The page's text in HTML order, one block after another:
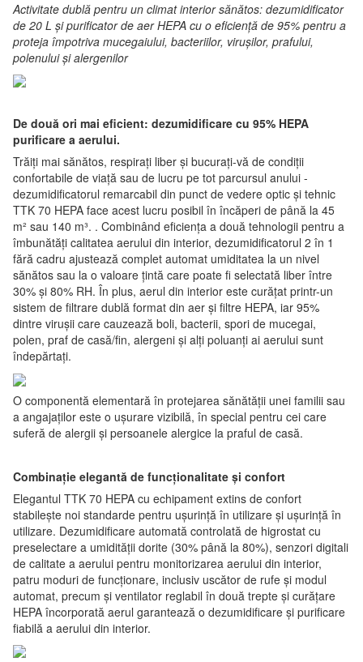
Activitate dublă pentru un climat interior sănătos: dezumidificator
de 20 L și purificator de aer HEPA cu o eficiență de 95% pentru a
proteja împotriva mucegaiului, bacteriilor, virușilor, prafului,
polenului și alergenilor
De două ori mai eficient: dezumidificare cu 95% HEPA
purificare a aerului.
Trăiți mai sănătos, respirați liber și bucurați-vă de condiții
confortabile de viață sau de lucru pe tot parcursul anului -
dezumidificatorul remarcabil din punct de vedere optic și tehnic
TTK 70 HEPA face acest lucru posibil în încăperi de până la 45
m² sau 140 m³. . Combinând eficiența a două tehnologii pentru a
îmbunătăți calitatea aerului din interior, dezumidificatorul 2 în 1
fără cadru ajustează complet automat umiditatea la un nivel
sănătos sau la o valoare țintă care poate fi selectată liber între
30% și 80% RH. În plus, aerul din interior este curățat printr-un
sistem de filtrare dublă format din aer și filtre HEPA, iar 95%
dintre virușii care cauzează boli, bacterii, spori de mucegai,
polen, praf de casă/fin, alergeni și alți poluanți ai aerului sunt
îndepărtați.
O componentă elementară în protejarea sănătății unei familii sau
a angajaților este o ușurare vizibilă, în special pentru cei care
suferă de alergii și persoanele alergice la praful de casă.
Combinație elegantă de funcționalitate și confort
Elegantul TTK 70 HEPA cu echipament extins de confort
stabilește noi standarde pentru ușurință în utilizare și ușurință în
utilizare. Dezumidificare automată controlată de higrostat cu
preselectare a umidității dorite (30% până la 80%), senzori digitali
de calitate a aerului pentru monitorizarea aerului din interior,
patru moduri de funcționare, inclusiv uscător de rufe și modul
automat, precum și ventilator reglabil în două trepte și curățare
HEPA încorporată aerul garantează o dezumidificare și purificare
fiabilă a aerului din interior.